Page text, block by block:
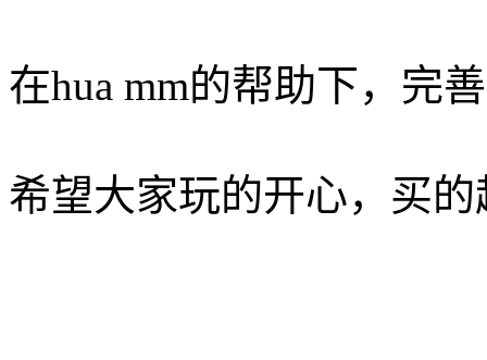
在hua mm的帮助下，完
希望大家玩的开心，买的